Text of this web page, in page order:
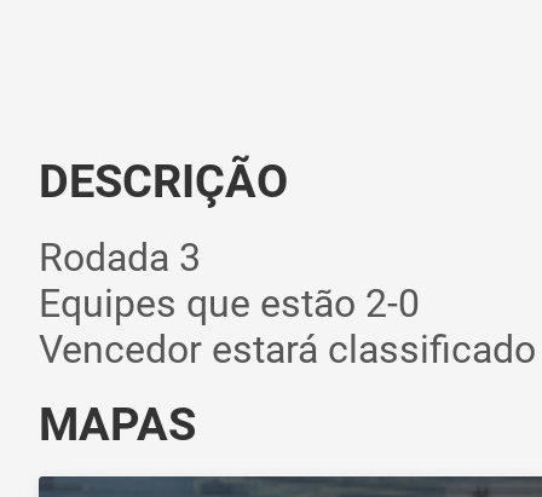
DESCRIÇÃO
Rodada 3
Equipes que estão 2-0
Vencedor estará
MAPAS